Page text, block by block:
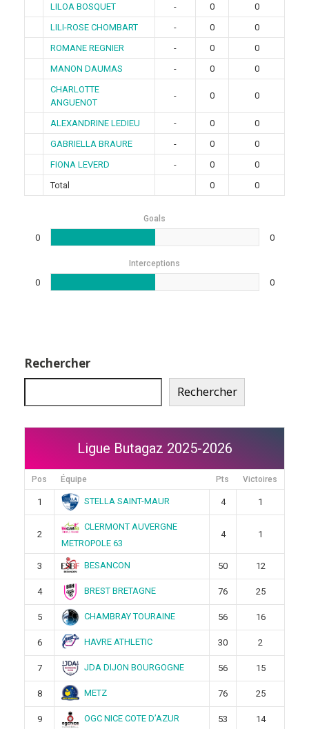
LILOA BOSQUET
- 0
0
LILI-ROSE CHOMBART
- 0
0
ROMANE REGNIER
- 0
0
MANON DAUMAS
- 0
0
CHARLOTTE
ANGUENOT
- 0 0
ALEXANDRINE LEDIEU - 0
0
GABRIELLA BRAURE
- 0
0
FIONA LEVERD
- 0
0
Total
0 0
Goals
0 0
Interceptions
0 0
Rechercher
Rechercher
Ligue Butagaz 2025-2026
Pos Équipe Pts Victoires
1 STELLA SAINT-MAUR 4 1
2
CLERMONT AUVERGNE
METROPOLE 63
4 1
3 BESANCON 50 12
4 BREST BRETAGNE 76 25
5 CHAMBRAY TOURAINE 56 16
6 HAVRE ATHLETIC 30 2
7 JDA DIJON BOURGOGNE 56 15
8 METZ 76 25
9 OGC NICE COTE D’AZUR 53 14